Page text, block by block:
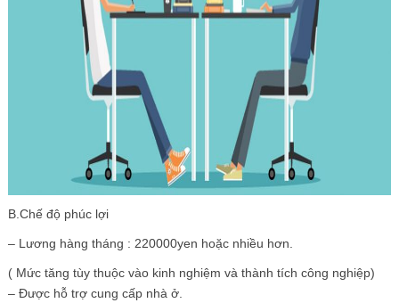
B.Chế độ phúc lợi
– Lương hàng tháng : 220000yen hoặc nhiều hơn.
( Mức tăng tùy thuộc vào kinh nghiệm và thành tích công nghiệp)
– Được hỗ trợ cung cấp nhà ở.